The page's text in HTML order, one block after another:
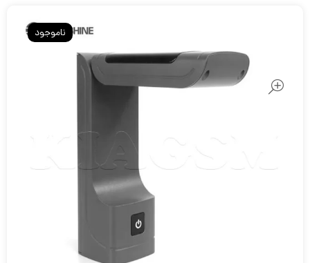
ناموجود